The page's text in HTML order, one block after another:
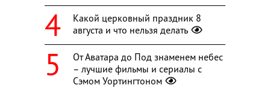
Какой церковный праздник 8
августа и что нельзя делать
От Аватара до Под знаменем небес
– лучшие фильмы и сериалы с
Сэмом Уортингтоном